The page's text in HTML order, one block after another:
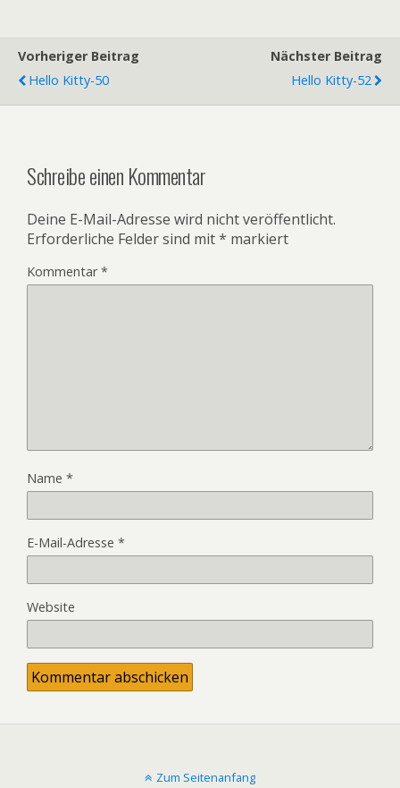
Vorheriger Beitrag
Hello Kitty-50
Nächster Beitrag
Hello Kitty-52
Schreibe einen Kommentar
Deine E-Mail-Adresse wird nicht veröffentlicht.
Erforderliche Felder sind mit* markiert
Kommentar*
Name *
E-Mail-Adresse *
Website
Zum Seitenanfang